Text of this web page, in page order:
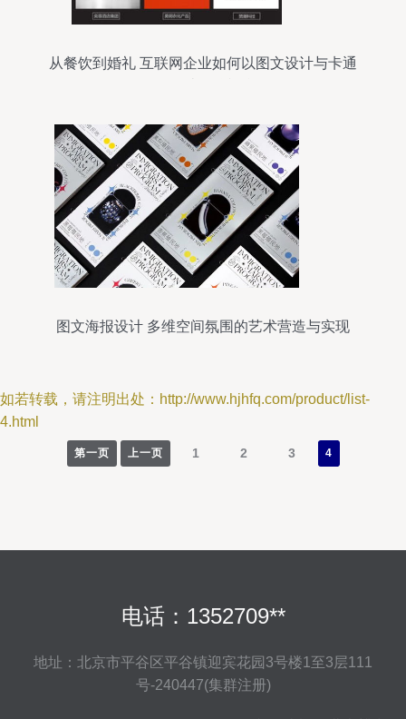
从餐饮到婚礼 互联网企业如何以图文设计与卡通
图文海报设计 多维空间氛围的艺术营造与实现
如若转载，请注明出处：http://www.hjhfq.com/product/list-
4.html
第一页 上一页 1 2 3 4
电话：1352709**
地址：北京市平谷区平谷镇迎宾花园3号楼1至3层111
号-240447(集群注册)